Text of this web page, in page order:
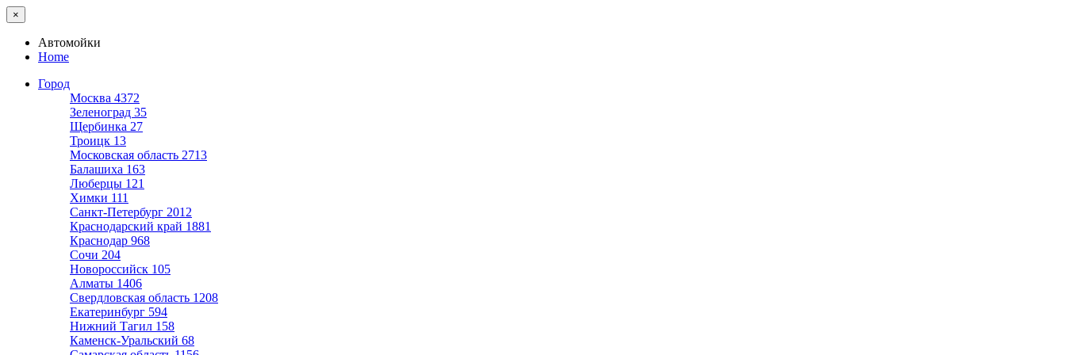
×
Автомойки
Home
Город
Москва 4372
Зеленоград 35
Щербинка 27
Троицк 13
Московская область 2713
Балашиха 163
Люберцы 121
Химки 111
Санкт-Петербург 2012
Краснодарский край 1881
Краснодар 968
Сочи 204
Новороссийск 105
Алматы 1406
Свердловская область 1208
Екатеринбург 594
Нижний Тагил 158
Каменск-Уральский 68